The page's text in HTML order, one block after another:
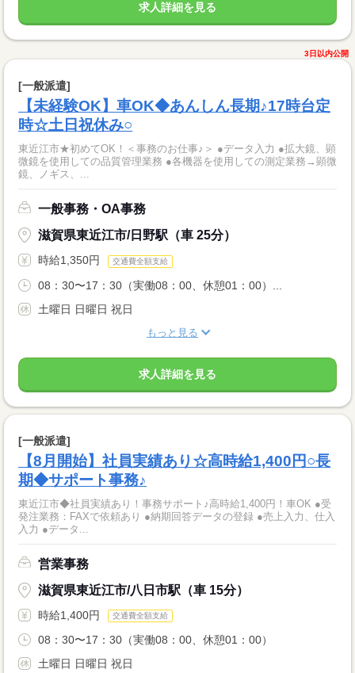
求人詳細を見る
3日以内公開
[一般派遣]
【未経験OK】車OK◆あんしん長期♪17時台定
時☆土日祝休み○
東近江市★初めてOK！＜事務のお仕事♪＞ ●データ入力 ●拡大鏡、顕
微鏡を使用しての品質管理業務 ●各機器を使用しての測定業務→顕微
鏡、ノギス、...
一般事務・OA事務
滋賀県東近江市/日野駅（車 25分）
時給1,350円 交通費全額支給
08：30〜17：30（実働08：00、休憩01：00）...
土曜日 日曜日 祝日
もっと見る
求人詳細を見る
[一般派遣]
【8月開始】社員実績あり☆高時給1,400円○長
期◆サポート事務♪
東近江市◆社員実績あり！事務サポート♪高時給1,400円！車OK ●受
発注業務：FAXで依頼あり ●納期回答データの登録 ●売上入力、仕入
入力 ●データ...
営業事務
滋賀県東近江市/八日市駅（車 15分）
時給1,400円 交通費全額支給
08：30〜17：30（実働08：00、休憩01：00）
土曜日 日曜日 祝日